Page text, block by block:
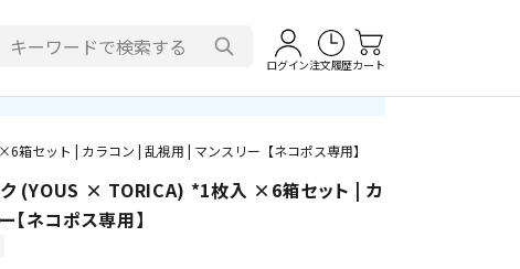
ログイン注文履歴カート
箱セット | カラコン | 乱視用 | マンスリー【ネコポス専用】
ク (YOUS × TORICA) *1枚入 ×6箱セット | カ
ネコポス専用】